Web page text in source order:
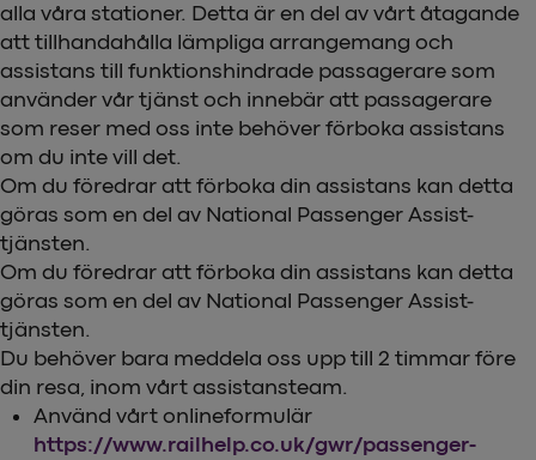
alla våra stationer. Detta är en del av vårt åtagande
att tillhandahålla lämpliga arrangemang och
assistans till funktionshindrade passagerare som
använder vår tjänst och innebär att passagerare
som reser med oss inte behöver förboka assistans
om du inte vill det.
Om du föredrar att förboka din assistans kan detta
göras som en del av National Passenger Assist-
tjänsten.
Om du föredrar att förboka din assistans kan detta
göras som en del av National Passenger Assist-
tjänsten.
Du behöver bara meddela oss upp till 2 timmar före
din resa, inom vårt assistansteam.
Använd vårt onlineformulär
https://www.railhelp.co.uk/gwr/passenger-